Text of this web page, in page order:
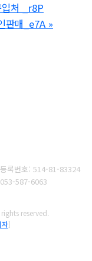
처 _r8P
판매_e7A »
록번호: 514-81-83324
587-6063
reserved.
]